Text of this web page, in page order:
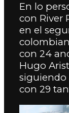
En lo
con River
en el
con 24
Hugo
siguiendo
con 29